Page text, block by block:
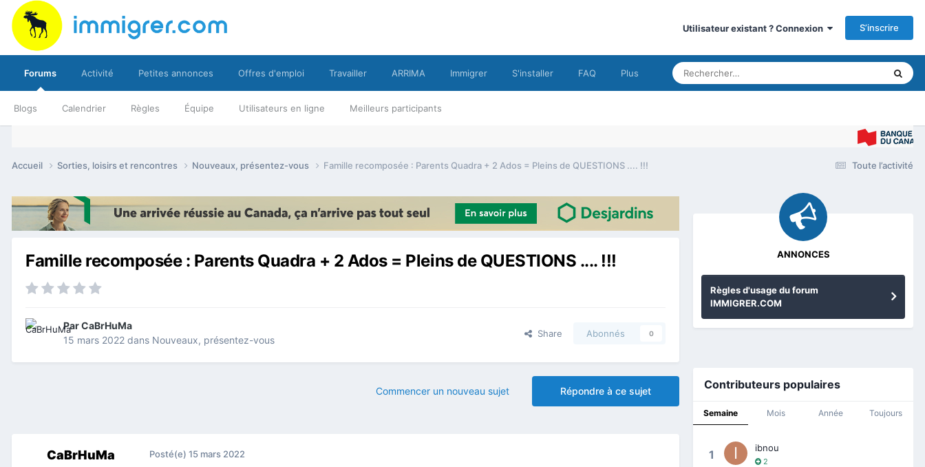
Utilisateur existant ? Connexion S’inscrire
Forums
Blogs Calendrier Règles Équipe Utilisateurs en ligne Meilleurs participants
Activité Petites annonces Offres d'emploi Travailler ARRIMA Immigrer S'installer FAQ Plus
Toute l’activité
Accueil Sorties, loisirs et rencontres Nouveaux, présentez-vous Famille recomposée : Parents Quadra + 2 Ados = Pleins de QUESTIONS .... !!!
Famille recomposée : Parents Quadra + 2 Ados = Pleins de QUESTIONS .... !!!
ParCaBrHuMa
15 mars 2022 dans Nouveaux, présentez-vous
Share Abonnés 0
Répondre à ce sujet
Commencer un nouveau sujet
CaBrHuMa Posté(e) 15 mars 2022
ANNONCES
Règles d'usage du forum
IMMIGRER.COM
Contributeurs populaires
Semaine Mois Année Toujours
1 ibnou
2